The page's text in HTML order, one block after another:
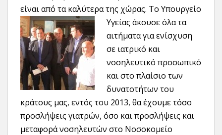
είναι από τα καλύτερα της χώρας. Το Υπουργείο
Υγείας άκουσε όλατα
αιτήματα για ενίσχυση
σε ιατρικό και
νοσηλευτικό προσωπικό
και στο πλαίσιο των
δυνατοτήτων του
κράτους μας, εντός του 2013, θα έχουμε τόσο
προσλήψεις γιατρών, όσο και προσλήψεις και
μεταφορά νοσηλευτών στο Νοσοκομείο